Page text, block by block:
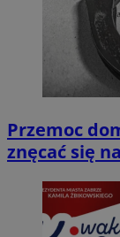
Przemoc
znęcać się